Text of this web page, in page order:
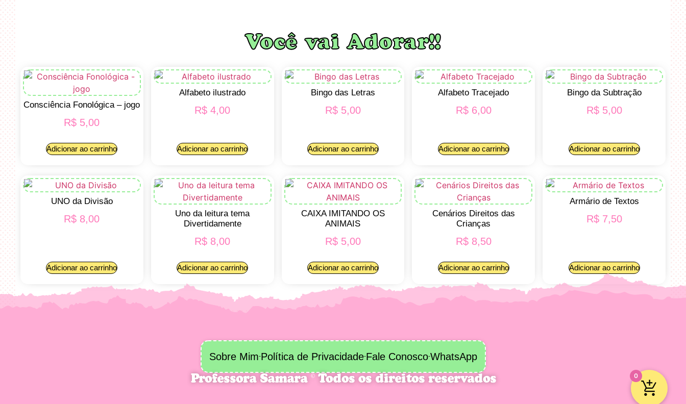
Você vai Adorar!!
Consciência Fonológica – jogo
R$ 5,00
Adicionar ao carrinho
Alfabeto ilustrado
R$ 4,00
Adicionar ao carrinho
Bingo das Letras
R$5,00
Adicionar ao carrinho
Alfabeto Tracejado
R$6,00
Adicionar ao carrinho
Bingo da Subtração
R$5,00
Adicionar ao carrinho
UNO da Divisão
R$ 8,00
Adicionar ao carrinho
Uno da leitura tema
Divertidamente
R$ 8,00
Adicionar ao carrinho
CAIXA IMITANDO OS
ANIMAIS
R$5,00
Adicionar ao carrinho
Cenários Direitos das
Crianças
R$8,50
Adicionar ao carrinho
Armário de Textos
R$7,50
Adicionar ao carrinho
Sobre Mim Política de PrivacidadeFale ConoscoWhatsApp
Professora Samara © Todos os direitos reservados 0